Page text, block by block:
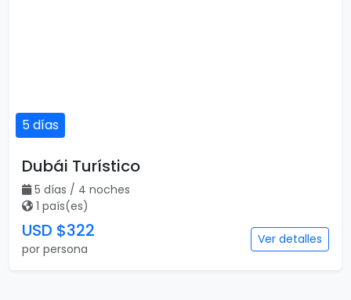
5 días
Dubái Turístico
5 días / 4 noches
1 país(es)
USD $322
por persona
Ver detalles